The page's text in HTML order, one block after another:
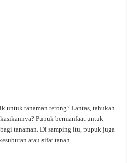
untuk tanaman terong? Lantas, tahukah
Pupuk bermanfaat untuk
tanaman. Di samping itu, pupuk juga
atau sifat tanah. …